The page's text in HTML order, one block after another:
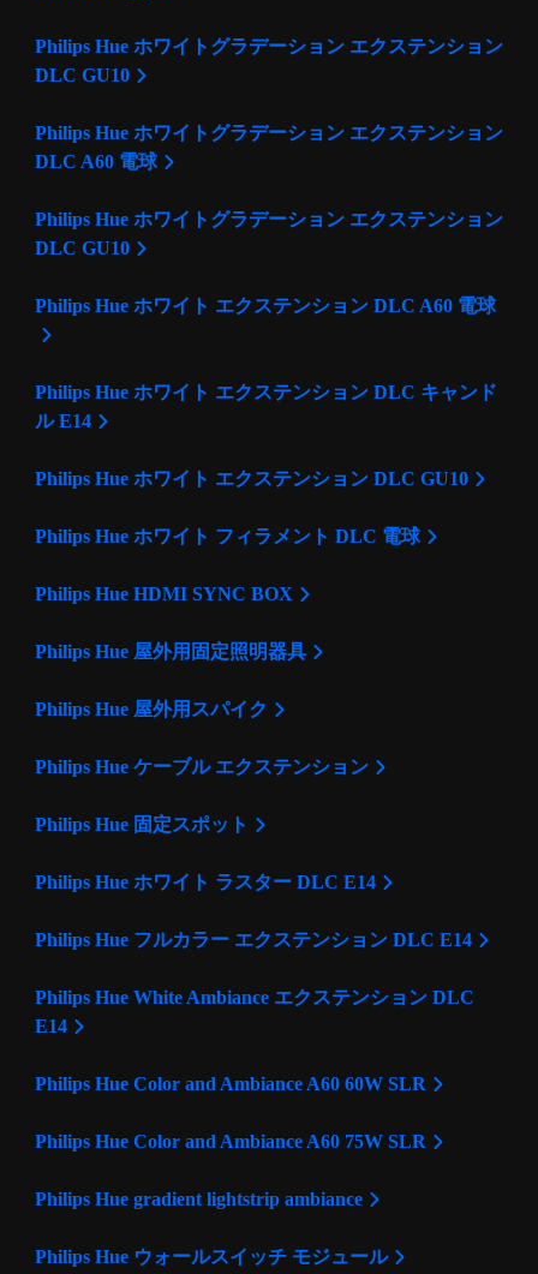
Philips Hue ホワイトグラデーション エクステンション
DLC GU10
Philips Hue ホワイトグラデーション エクステンション
DLC A60 電球
Philips Hue ホワイトグラデーション エクステンション
DLC GU10
Philips Hue ホワイト エクステンション DLC A60 電球
Philips Hue ホワイト エクステンション DLC キャンド
ル E14
Philips Hue ホワイト エクステンション DLC GU10
Philips Hue ホワイト フィラメント DLC 電球
Philips Hue HDMI SYNC BOX
Philips Hue 屋外用固定照明器具
Philips Hue 屋外用スパイク
Philips Hue ケーブル エクステンション
Philips Hue 固定スポット
Philips Hue ホワイト ラスター DLC E14
Philips Hue フルカラー エクステンション DLC E14
Philips Hue White Ambiance エクステンション DLC
E14
Philips Hue Color and Ambiance A60 60W SLR
Philips Hue Color and Ambiance A60 75W SLR
Philips Hue gradient lightstrip ambiance
Philips Hue ウォールスイッチ モジュール